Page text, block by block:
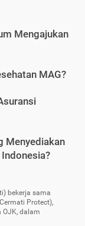
Mengajukan
MAG?
Menyediakan
bekerja sama
Protect),
OJK, dalam